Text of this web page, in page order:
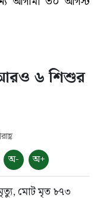
আরও ৬ শিশুর
অ- অ+